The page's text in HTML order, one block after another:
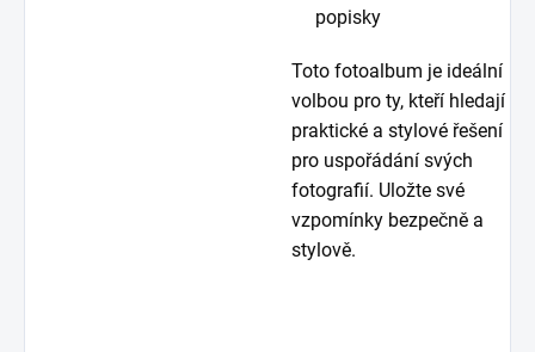
popisky
Toto fotoalbum je ideální
volbou pro ty, kteří hledají
praktické a stylové řešení
pro uspořádání svých
fotografií. Uložte své
vzpomínky bezpečně a
stylově.